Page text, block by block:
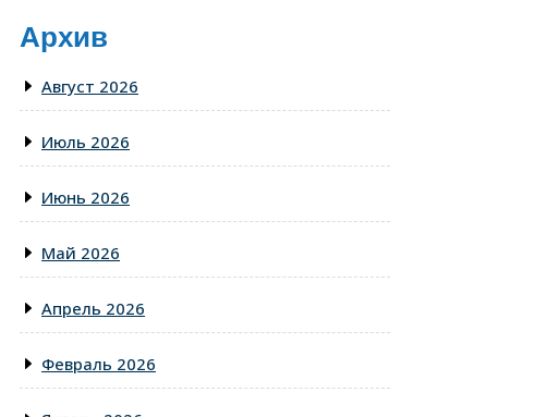
Архив
Август 2026
Июль 2026
Июнь 2026
Май 2026
Апрель 2026
Февраль 2026